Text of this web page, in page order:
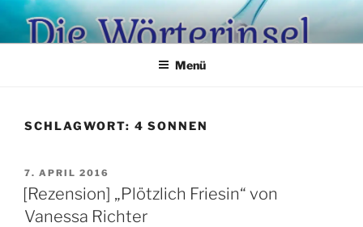
Zum
Inhalt
springen
Menü
SCHLAGWORT: 4 SONNEN
VERÖFFENTLICHT
AM
7. APRIL 2016
[Rezension] „Plötzlich Friesin“ von
Vanessa Richter